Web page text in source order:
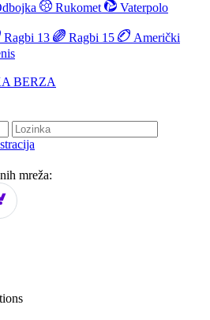
Rukomet
Vaterpolo
Ragbi 13 Ragbi 15
Američki
BERZA
mreža: